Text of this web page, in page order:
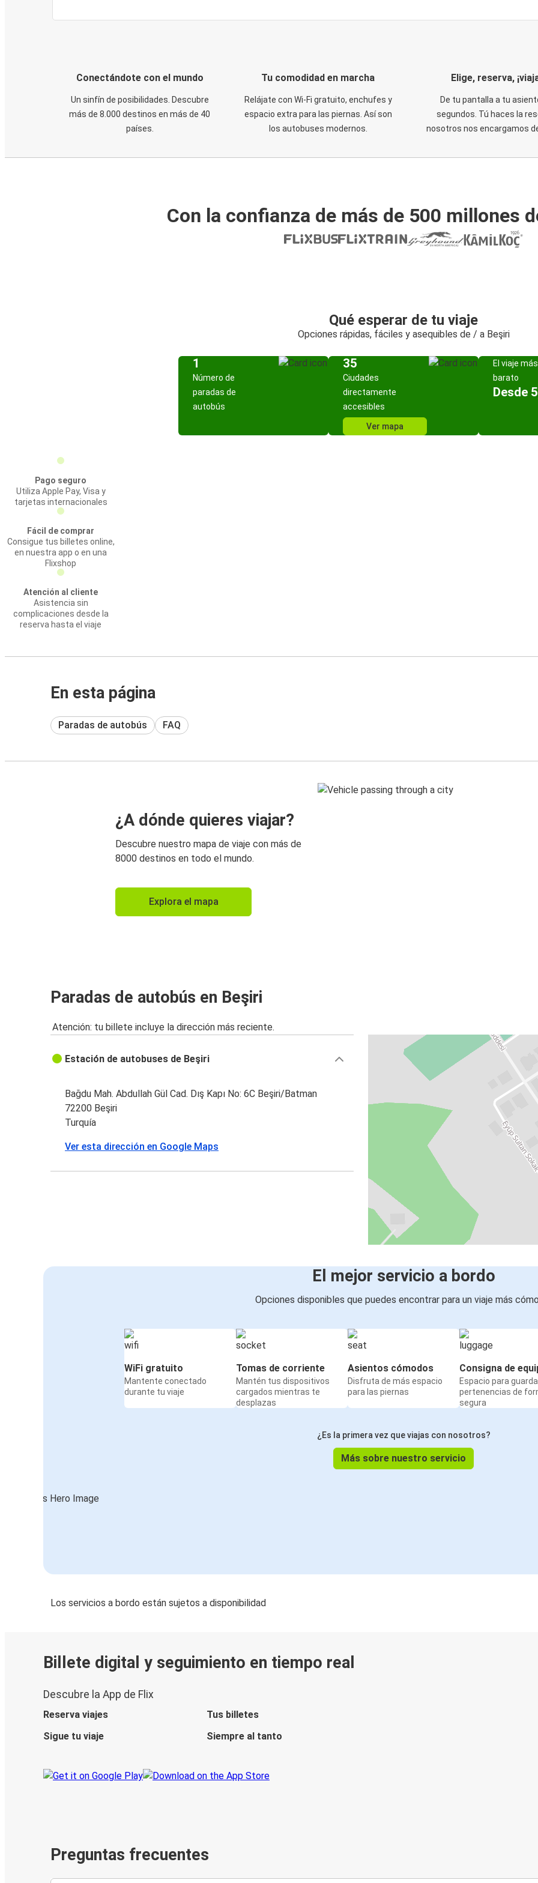
Conectándote con el mundo
Un sinfín de posibilidades. Descubre
más de 8.000 destinos en más de 40
países.
Tu comodidad en marcha
Relájate con Wi-Fi gratuito, enchufes y
espacio extra para las piernas. Así son
los autobuses modernos.
Elige, reserva,
De tu pantalla a tu
segundos. Tú haces la
nosotros nos encargamos
Con la confianza de más de 500 millones
Qué esperar de tu viaje
Opciones rápidas, fáciles y asequibles de / a Beşiri
1
Número de
paradas de
autobús
35
Ciudades
directamente
accesibles
Ver mapa
El viaje más
barato
Desde
Pago seguro
Utiliza Apple Pay, Visa y
tarjetas internacionales
Fácil de comprar
Consigue tus billetes online,
en nuestra app o en una
Flixshop
Atención al cliente
Asistencia sin
complicaciones desde la
reserva hasta el viaje
En esta página
Paradas de autobús FAQ
¿A dónde quieres viajar?
Descubre nuestro mapa de viaje con más de
8000 destinos en todo el mundo.
Explora el mapa
Paradas de autobús en Beşiri
Atención: tu billete incluye la dirección más reciente.
Estación de autobuses de Beşiri
Bağdu Mah. Abdullah Gül Cad. Dış Kapı No: 6C Beşiri/Batman
72200 Beşiri
Turquía
Ver esta dirección en Google Maps
El mejor servicio a bordo
Opciones disponibles que puedes encontrar para un viaje más
WiFi gratuito
Mantente conectado
durante tu viaje
Tomas de corriente
Mantén tus dispositivos
cargados mientras te
desplazas
Asientos cómodos
Disfruta de más espacio
para las piernas
Consigna de
Espacio para
pertenencias de
segura
¿Es la primera vez que viajas con nosotros?
Más sobre nuestro servicio
Los servicios a bordo están sujetos a disponibilidad
Billete digital y seguimiento en tiempo real
Descubre la App de Flix
Reserva viajes
Tus billetes
Sigue tu viaje
Siempre al tanto
Preguntas frecuentes